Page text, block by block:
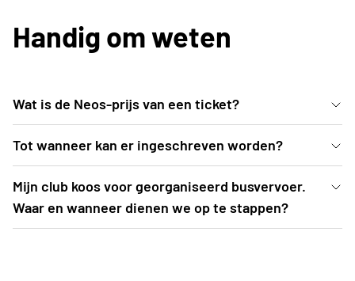
Handig om weten
Wat is de Neos-prijs van een ticket?
De voordelige Neos-prijs bedraagt 40 EUR (ipv 46
EUR). Neos palmt tribune 3 in met centraal zicht op
de atletiekprestaties én het hoofdpodium waar o.a.
het optreden Helmut Lotti plaatsvindt
Tot wanneer kan er ingeschreven worden?
Inschrijven kan uiterlijk t.e.m. vrijdag 12 juni 2026 of
tot zolang de voorraad strekt.
Mijn club koos voor georganiseerd busvervoer.
Waar en wanneer dienen we op te stappen?